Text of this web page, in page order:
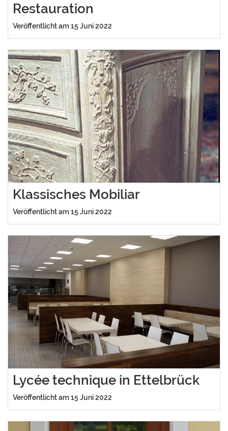
Restauration
Veröffentlicht am 15 Juni 2022
Klassisches Mobiliar
Veröffentlicht am 15 Juni 2022
Lycée technique in Ettelbrück
Veröffentlicht am 15 Juni 2022